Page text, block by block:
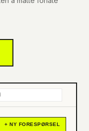
+ NY FORESPØRSEL